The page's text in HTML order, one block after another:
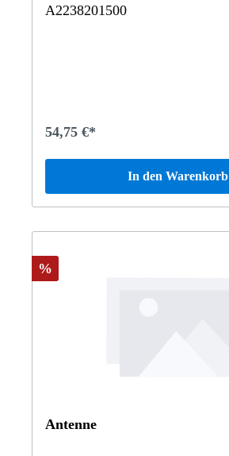
A2238201500
54,75 €*
In den Warenkorb
%
Antenne